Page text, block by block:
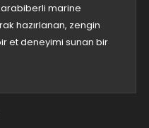
marine
hazırlanan, zengin
et deneyimi sunan bir